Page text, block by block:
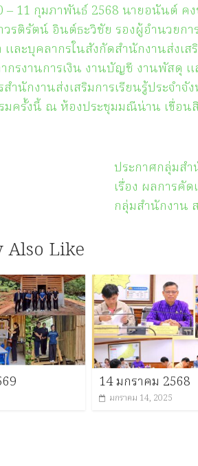
– 11 กุมภาพันธ์ 2568 นายอนันต์ ค
รติรัตน์ อินต์ธะวิชัย รองผู้อำนวยกา
ละบุคลากรในสังกัดสำนักงานส่ง​เส
กรงานการเงิน งานบัญชี งานพัสดุ
ำนักงานส่ง​เสริมการเรียนรู้ประจำ
มครั้งนี้ ณ ห้องประชุมมณีน่าน เขื่อน
ประกาศกลุ่มสำ
เรื่อง ผลการคั
กลุ่มสำนักงาน
Also Like
14 มกราคม 2568
มกราคม 14, 2025